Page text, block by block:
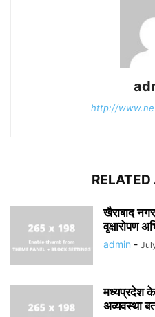
http://
खैराबाद
वृक्षारोपण
admin -
मध्यप्रदेश के
अव्यवस्था